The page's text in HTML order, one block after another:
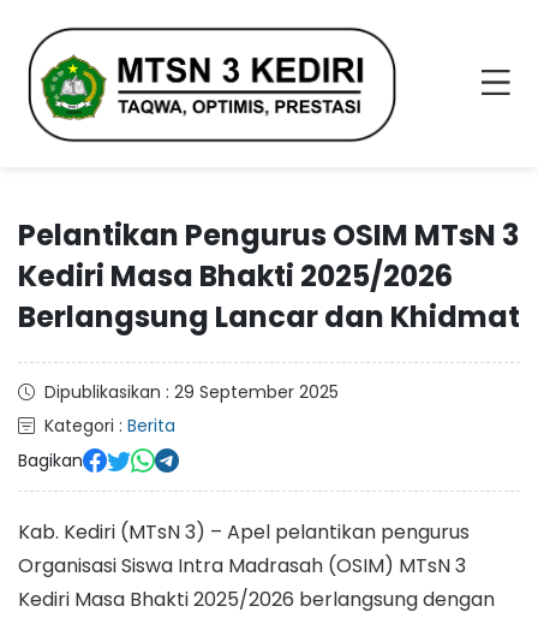
Pelantikan Pengurus OSIM MTsN 3
Kediri Masa Bhakti 2025/2026
Berlangsung Lancar dan Khidmat
Dipublikasikan : 29 September 2025
Kategori : Berita
Bagikan
Kab. Kediri (MTsN 3) – Apel pelantikan pengurus
Organisasi Siswa Intra Madrasah (OSIM) MTsN 3
Kediri Masa Bhakti 2025/2026 berlangsung dengan